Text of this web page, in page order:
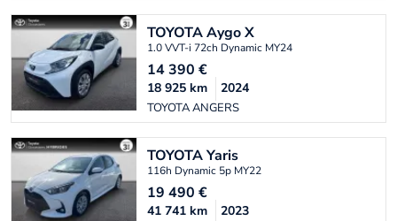
TOYOTAAygo X
1.0 VVT-i 72ch Dynamic MY24
14 390 €
TOYOTA ANGERS
18 925 km 2024
TOYOTAYaris
116h Dynamic 5p MY22
19 490 €
41 741 km 2023